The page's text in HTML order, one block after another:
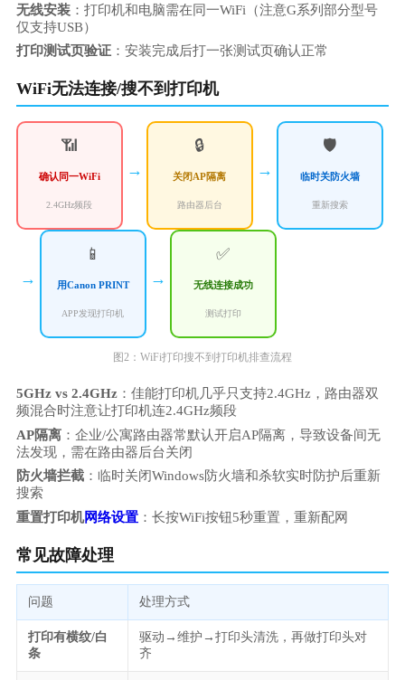
无线安装：打印机和电脑需在同一WiFi（注意G系列部分型号
仅支持USB）
打印测试页验证：安装完成后打一张测试页确认正常
WiFi无法连接/搜不到打印机
📶
确认同一WiFi
2.4GHz频段
→
🔒
关闭AP隔离
路由器后台
→
🛡️
临时关防火墙
重新搜索
→
📱
用Canon PRINT
APP发现打印机
→
✅
无线连接成功
测试打印
图2：WiFi打印搜不到打印机排查流程
5GHz vs 2.4GHz：佳能打印机几乎只支持2.4GHz，路由器双
频混合时注意让打印机连2.4GHz频段
AP隔离：企业/公寓路由器常默认开启AP隔离，导致设备间无
法发现，需在路由器后台关闭
防火墙拦截：临时关闭Windows防火墙和杀软实时防护后重新
搜索
重置打印机网络设置：长按WiFi按钮5秒重置，重新配网
常见故障处理
问题 处理方式
打印有横纹/白
条
驱动→维护→打印头清洗，再做打印头对
齐